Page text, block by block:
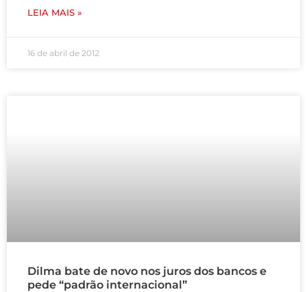
LEIA MAIS »
16 de abril de 2012
Dilma bate de novo nos juros dos bancos e
pede “padrão internacional”